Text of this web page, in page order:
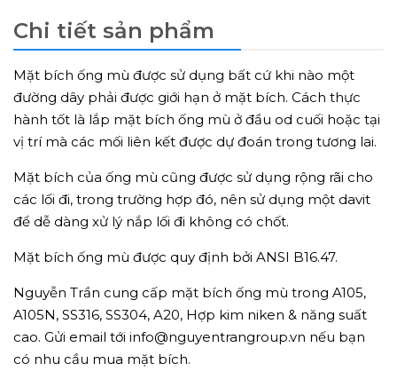
Chi tiết sản phẩm
Mặt bích ống mù được sử dụng bất cứ khi nào một
đường dây phải được giới hạn ở mặt bích. Cách thực
hành tốt là lắp mặt bích ống mù ở đầu od cuối hoặc tại
vị trí mà các mối liên kết được dự đoán trong tương lai.
Mặt bích của ống mù cũng được sử dụng rộng rãi cho
các lối đi, trong trường hợp đó, nên sử dụng một davit
để dễ dàng xử lý nắp lối đi không có chốt.
Mặt bích ống mù được quy định bởi ANSI B16.47.
Nguyễn Trần cung cấp mặt bích ống mù trong A105,
A105N, SS316, SS304, A20, Hợp kim niken & năng suất
cao. Gửi email tới info@nguyentrangroup.vn nếu bạn
có nhu cầu mua mặt bích.